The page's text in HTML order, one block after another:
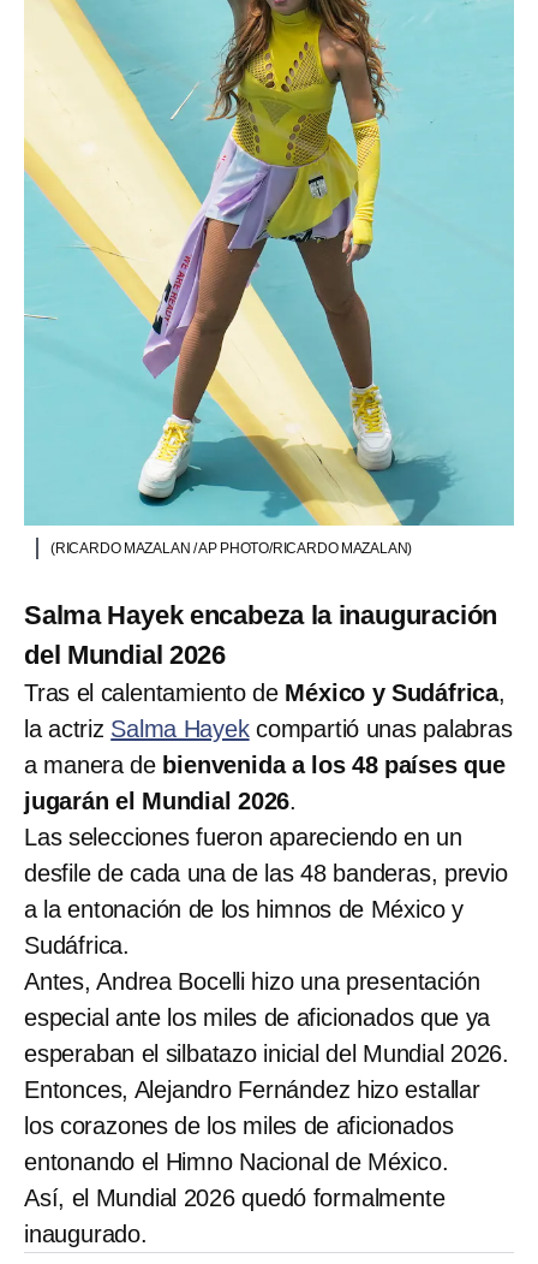
(RICARDO MAZALAN / AP PHOTO/RICARDO MAZALAN)
Salma Hayek encabeza la inauguración
del Mundial 2026
Tras el calentamiento de México y Sudáfrica,
la actriz Salma Hayekcompartió unas palabras
a manera de bienvenida a los 48 países que
jugarán el Mundial 2026.
Las selecciones fueron apareciendo en un
desfile de cada una de las 48 banderas, previo
a la entonación de los himnos de México y
Sudáfrica.
Antes, Andrea Bocelli hizo una presentación
especial ante los miles de aficionados que ya
esperaban el silbatazo inicial del Mundial 2026.
Entonces, Alejandro Fernández hizo estallar
los corazones de los miles de aficionados
entonando el Himno Nacional de México.
Así, el Mundial 2026 quedó formalmente
inaugurado.